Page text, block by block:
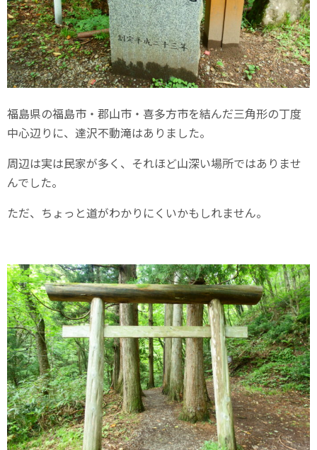
福島県の福島市・郡山市・喜多方市を結んだ三角形の丁度
中心辺りに、達沢不動滝はありました。
周辺は実は民家が多く、それほど山深い場所ではありませ
んでした。
ただ、ちょっと道がわかりにくいかもしれません。